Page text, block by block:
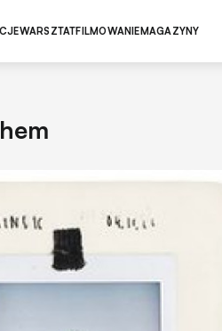
WARSZTATFILMOWANIEMAGAZYNY